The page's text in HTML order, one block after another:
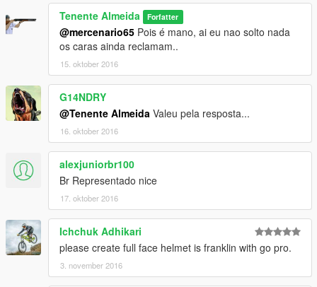
Tenente Almeida Forfatter
@mercenario65 Pois é mano, ai eu nao solto nada
os caras ainda reclamam..
15. oktober 2016
G14NDRY
@Tenente Almeida Valeu pela resposta...
16. oktober 2016
alexjuniorbr100
Br Representado nice
17. oktober 2016
Ichchuk Adhikari
please create full face helmet is franklin with go pro.
3. november 2016